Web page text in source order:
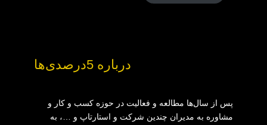
درباره 5درصدی‌ها
پس از سال‌ها مطالعه و فعالیت در حوزه کسب و کار و
مشاوره به مدیران چندین شرکت و استارتاپ و …، به